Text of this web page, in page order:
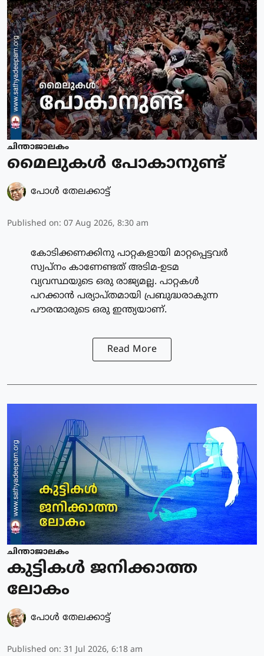
ചിന്താജാലകം
മൈലുകൾ പോകാനുണ്ട്
പോള്‍ തേലക്കാട്ട്‌
Published on: 07 Aug 2026, 8:30 am
കോടിക്കണക്കിനു പാറ്റകളായി മാറ്റപ്പെട്ടവർ
സ്വപ്നം കാണേണ്ടത് അടിമ-ഉടമ
വ്യവസ്ഥയുടെ ഒരു രാജ്യമല്ല. പാറ്റകൾ
പറക്കാൻ പര്യാപ്തമായി പ്രബുദ്ധരാകുന്ന
പൗരന്മാരുടെ ഒരു ഇന്ത്യയാണ്.
Read More
ചിന്താജാലകം
കുട്ടികൾ ജനിക്കാത്ത
ലോകം
പോള്‍ തേലക്കാട്ട്‌
Published on: 31 Jul 2026, 6:18 am